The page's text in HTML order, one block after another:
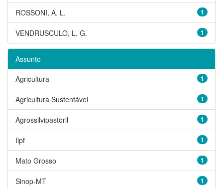
1
ROSSONI, A. L.
1
VENDRUSCULO, L. G.
Assunto
1
Agricultura
1
Agricultura Sustentável
1
Agrossilvipastoril
1
Ilpf
1
Mato Grosso
1
Sinop-MT